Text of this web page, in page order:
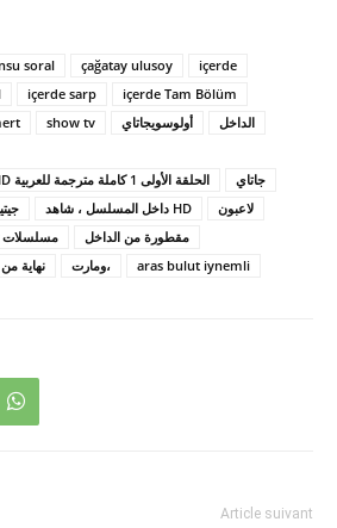
soral çağatay ulusoy
içerde
içerde sarp
içerde Tam Bölüm
show tv أولوسويجاتاي
الداخل
المسلسل التركي في الداخل HD الحلقة الأولى 1 كاملة مترجمة للعربية
جاتاي
داخل المسلسل ، شاهد HD
لاعبون
مسلسلات
مقطورة من الداخل
نهاية ومارت، ‬aras bulut iynemli
Article suivant